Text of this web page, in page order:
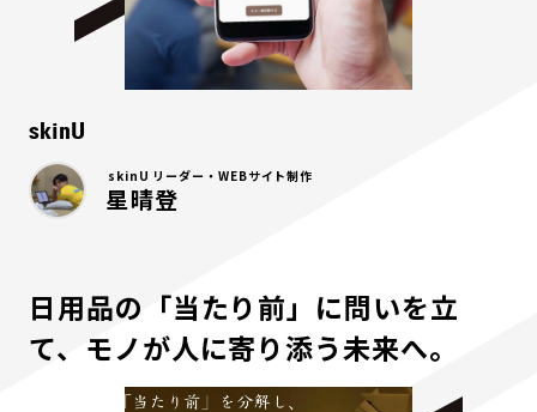
skinU
skinU リーダー・WEBサイト制作
星晴登
日用品の「当たり前」に問いを立
て、モノが人に寄り添う未来へ。